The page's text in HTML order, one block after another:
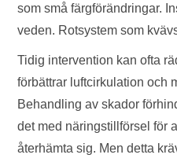
som små färgförändringar.
veden. Rotsystem som
Tidig intervention kan ofta
förbättrar luftcirkulation och
Behandling av skador
det med näringstillförsel för
återhämta sig. Men detta